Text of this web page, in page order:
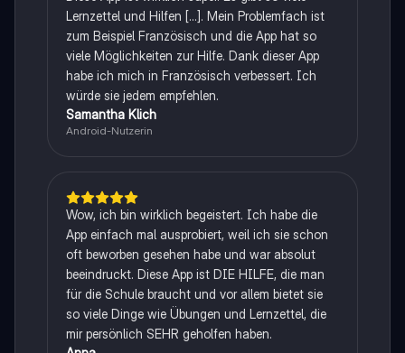
Lernzettel und Hilfen [...]. Mein Problemfach ist
zum Beispiel Französisch und die App hat so
viele Möglichkeiten zur Hilfe. Dank dieser App
habe ich mich in Französisch verbessert. Ich
würde sie jedem empfehlen.
Samantha Klich
Android-Nutzerin
Wow, ich bin wirklich begeistert. Ich habe die
App einfach mal ausprobiert, weil ich sie schon
oft beworben gesehen habe und war absolut
beeindruckt. Diese App ist DIE HILFE, die man
für die Schule braucht und vor allem bietet sie
so viele Dinge wie Übungen und Lernzettel, die
mir persönlich SEHR geholfen haben.